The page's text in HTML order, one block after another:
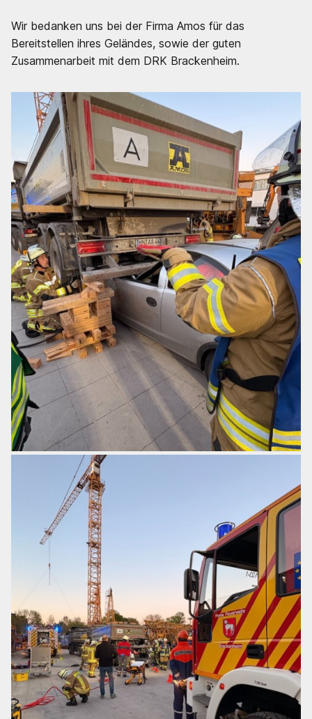
Wir bedanken uns bei der Firma Amos für das
Bereitstellen ihres Geländes, sowie der guten
Zusammenarbeit mit dem DRK Brackenheim.